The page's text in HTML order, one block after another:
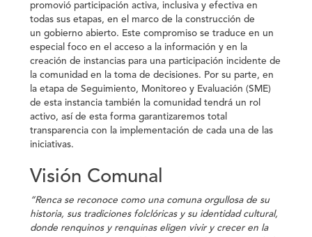
promovió participación activa, inclusiva y efectiva en
todas sus etapas, en el marco de la construcción de
un gobierno abierto. Este compromiso se traduce en un
especial foco en el acceso a la información y en la
creación de instancias para una participación incidente de
la comunidad en la toma de decisiones. Por su parte, en
la etapa de Seguimiento, Monitoreo y Evaluación (SME)
de esta instancia también la comunidad tendrá un rol
activo, así de esta forma garantizaremos total
transparencia con la implementación de cada una de las
iniciativas.
Visión Comunal
“Renca se reconoce como una comuna orgullosa de su
historia, sus tradiciones folclóricas y su identidad cultural,
donde renquinos y renquinas eligen vivir y crecer en la